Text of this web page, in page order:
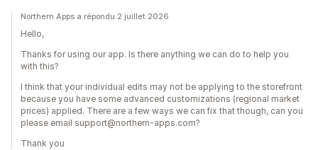
Northern Apps a répondu 2 juillet 2026
Hello,
Thanks for using our app. Is there anything we can do to help you
with this?
I think that your individual edits may not be applying to the storefront
because you have some advanced customizations (regional market
prices) applied. There are a few ways we can fix that though, can you
please email support@northern-apps.com?
Thank you